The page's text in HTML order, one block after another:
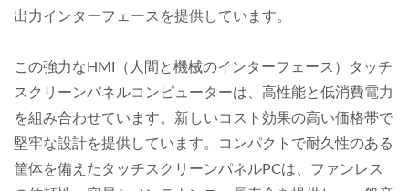
出力インターフェースを提供しています。
この強力なHMI（人間と機械のインターフェース）タッチ
スクリーンパネルコンピューターは、高性能と低消費電力
を組み合わせています。新しいコスト効果の高い価格帯で
堅牢な設計を提供しています。コンパクトで耐久性のある
筐体を備えたタッチスクリーンパネルPCは、ファンレス